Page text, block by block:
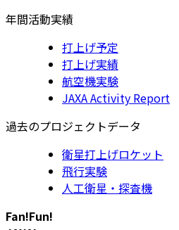
年間活動実績
打上げ予定
打上げ実績
航空機実験
JAXA Activity Report
過去のプロジェクトデータ
衛星打上げロケット
飛行実験
人工衛星・探査機
Fan!Fun!